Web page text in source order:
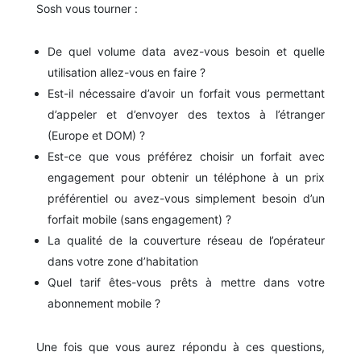
Sosh vous tourner :
De quel volume data avez-vous besoin et quelle
utilisation allez-vous en faire ?
Est-il nécessaire d’avoir un forfait vous permettant
d’appeler et d’envoyer des textos à l’étranger
(Europe et DOM) ?
Est-ce que vous préférez choisir un forfait avec
engagement pour obtenir un téléphone à un prix
préférentiel ou avez-vous simplement besoin d’un
forfait mobile (sans engagement) ?
La qualité de la couverture réseau de l’opérateur
dans votre zone d’habitation
Quel tarif êtes-vous prêts à mettre dans votre
abonnement mobile ?
Une fois que vous aurez répondu à ces questions,